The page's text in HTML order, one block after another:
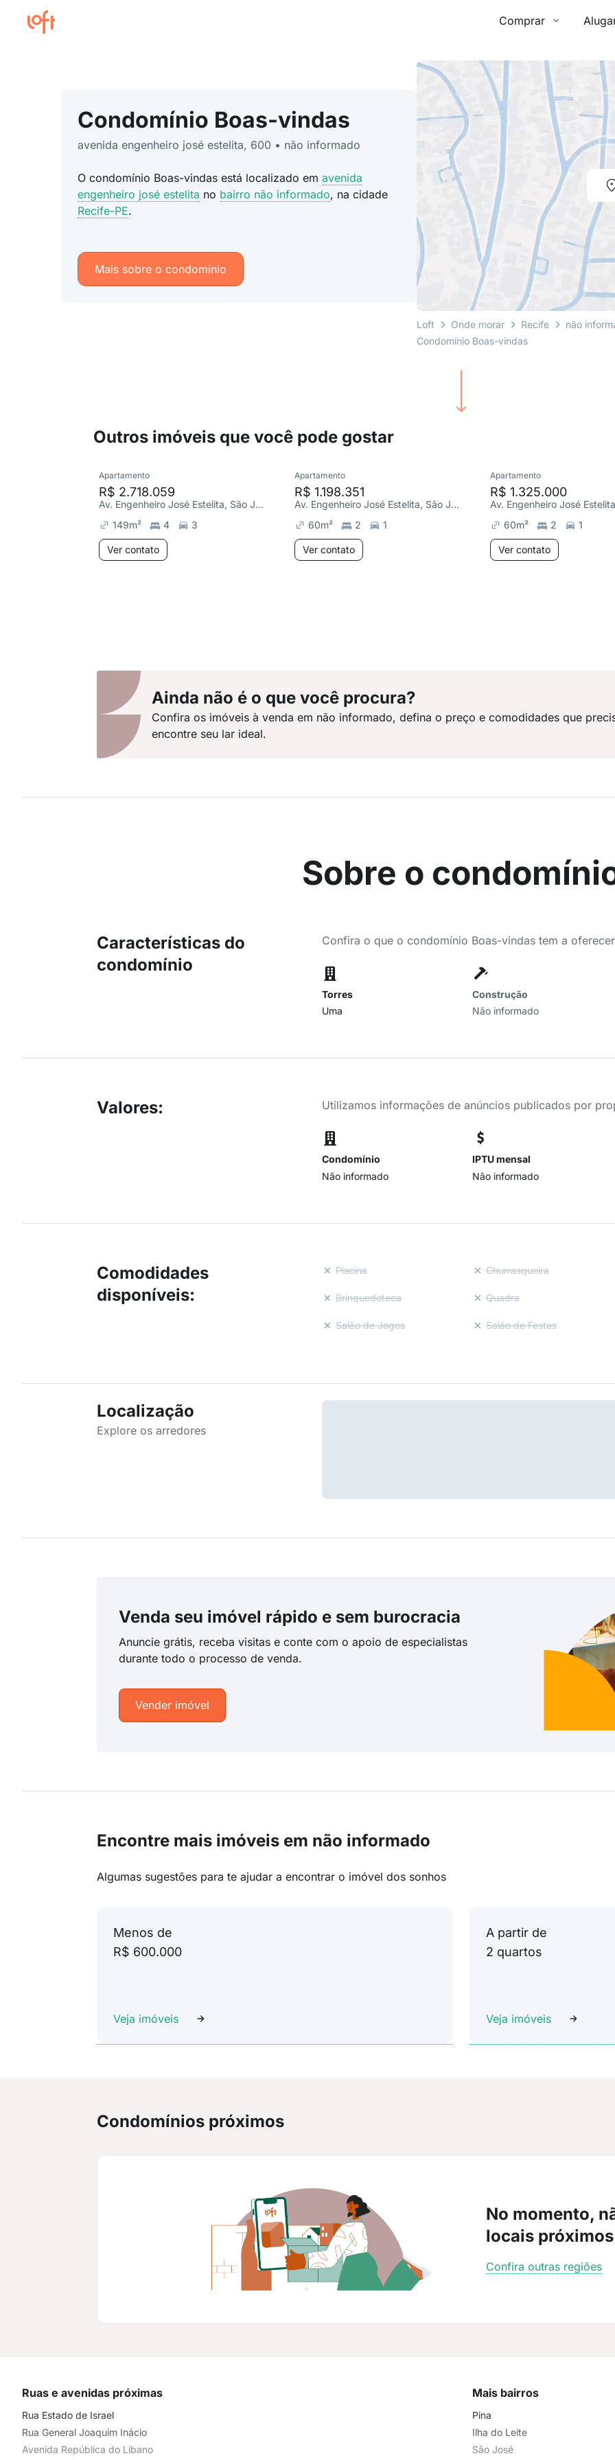
Comprar
Condomínio Boas-vindas
avenida engenheiro josé estelita, 600 • não informado
O condomínio Boas-vindas está localizado em avenida
engenheiro josé estelita no bairro não informado, na cidade
Recife-PE.
Mais sobre o condomínio
Loft Onde morar Recife não
Condomínio Boas-vindas
Outros imóveis que você pode gostar
Apartamento
R$ 2.718.059
Av. Engenheiro José Estelita, São José
149m² 4 3
Ver contato
Apartamento
R$ 1.198.351
Av. Engenheiro José Estelita, São José
60m² 2 1
Ver contato
Apartamento
R$ 1.325.000
60m² 2 1
Ver contato
Ainda não é o que você procura?
Confira os imóveis à venda em não informado, defina o preço e comodidades que
encontre seu lar ideal.
Sobre o
Características do
condomínio
Confira o que o condomínio Boas-vindas tem a oferecer
Torres
Uma
Construção
Não informado
Valores: Utilizamos informações de anúncios publicados por
Condomínio
Não informado
IPTU mensal
Não informado
Comodidades
disponíveis:
Piscina Churrasqueira
Brinquedoteca Quadra
Salão de Jogos Salão de Festas
Localização
Explore os arredores
Venda seu imóvel rápido e sem burocracia
Anuncie grátis, receba visitas e conte com o apoio de especialistas
durante todo o processo de venda.
Vender imóvel
Encontre mais imóveis em não informado
Algumas sugestões para te ajudar a encontrar o imóvel dos sonhos
Menos de
R$ 600.000
Veja imóveis
A partir de
2 quartos
Veja imóveis
Condomínios próximos
No momento,
locais
Confira outras regiões
Ruas e avenidas próximas
Rua Estado de Israel
Rua General Joaquim Inácio
Avenida República do Líbano
Mais bairros
Pina
Ilha do Leite
São José